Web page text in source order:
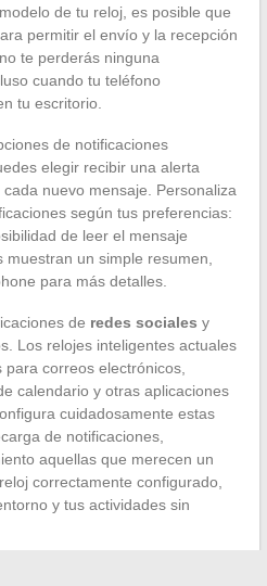
de tu reloj, es posible que
permitir el envío y la recepción
te perderás ninguna
cuando tu teléfono
tu escritorio.
de notificaciones
elegir recibir una alerta
nuevo mensaje. Personaliza
según tus preferencias:
de leer el mensaje
un simple resumen,
para más detalles.
de redes sociales y
Los relojes inteligentes actuales
correos electrónicos,
calendario y otras aplicaciones
cuidadosamente estas
de notificaciones,
aquellas que merecen un
correctamente configurado,
y tus actividades sin